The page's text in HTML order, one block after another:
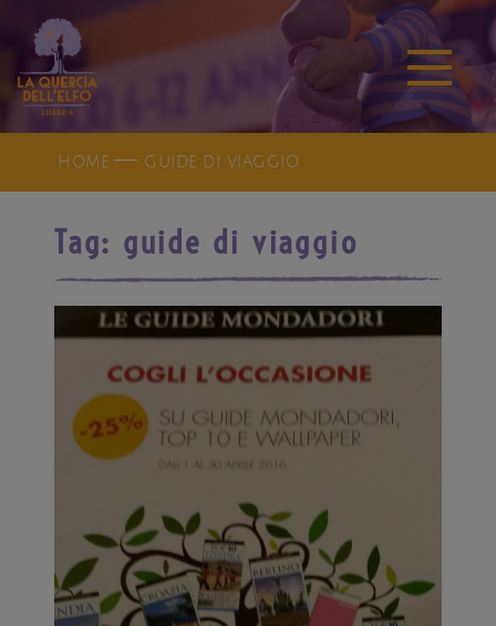
HOME GUIDE DI VIAGGIO
Tag: guide di viaggio